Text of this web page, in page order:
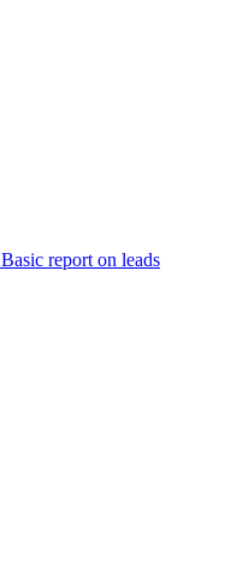
Basic report on leads